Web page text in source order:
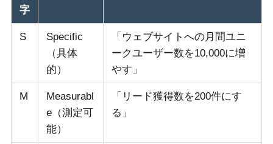
字
S
Specific
（具体
的）
「ウェブサイトへの月間ユニ
ークユーザー数を10,000に増
やす」
M
Measurabl
e（測定可
能）
「リード獲得数を200件にす
る」